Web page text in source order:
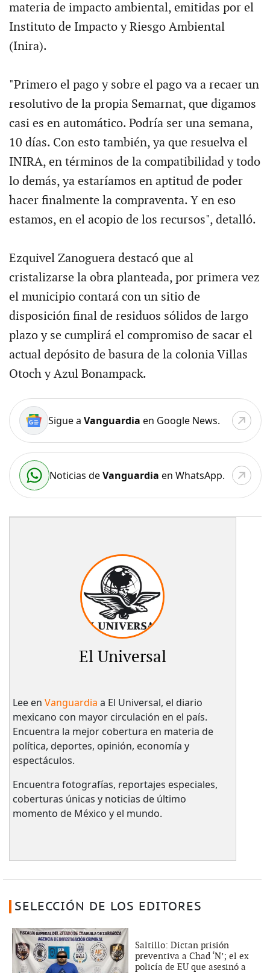
materia de impacto ambiental, emitidas por el
Instituto de Impacto y Riesgo Ambiental
(Inira).
"Primero el pago y sobre el pago va a recaer un
resolutivo de la propia Semarnat, que digamos
casi es en automático. Podría ser una semana,
10 días. Con esto también, ya que resuelva el
INIRA, en términos de la compatibilidad y todo
lo demás, ya estaríamos en aptitud de poder
hacer finalmente la compraventa. Y en eso
estamos, en el acopio de los recursos", detalló.
Ezquivel Zanoguera destacó que al
cristalizarse la obra planteada, por primera vez
el municipio contará con un sitio de
disposición final de residuos sólidos de largo
plazo y se cumplirá el compromiso de sacar el
actual depósito de basura de la colonia Villas
Otoch y Azul Bonampack.
Sigue a Vanguardia en Google News.
Noticias deVanguardia en WhatsApp.
El Universal
Lee en Vanguardia a El Universal, el diario
mexicano con mayor circulación en el país.​
Encuentra la mejor cobertura en materia de
política, deportes, opinión, economía y
espectáculos.
Encuentra fotografías, reportajes especiales,
coberturas únicas y noticias de último
momento de México y el mundo.
SELECCIÓN DE LOS EDITORES
Saltillo: Dictan prisión
preventiva a Chad ‘N’; el ex
policía de EU que asesinó a